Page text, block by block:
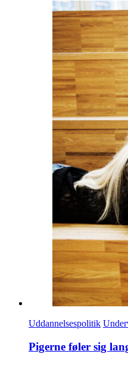
Uddannelsespolitik
Pigerne føler sig